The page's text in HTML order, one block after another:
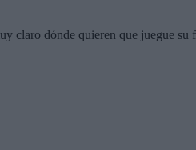
claro dónde quieren que juegue su